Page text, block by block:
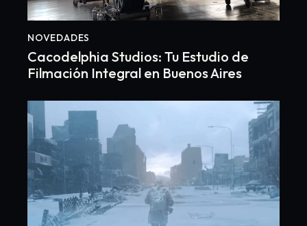
NOVEDADES
Cacodelphia Studios: Tu Estudio de
Filmación Integral en Buenos Aires